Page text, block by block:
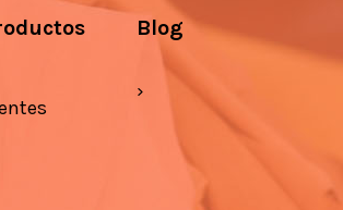
Blog